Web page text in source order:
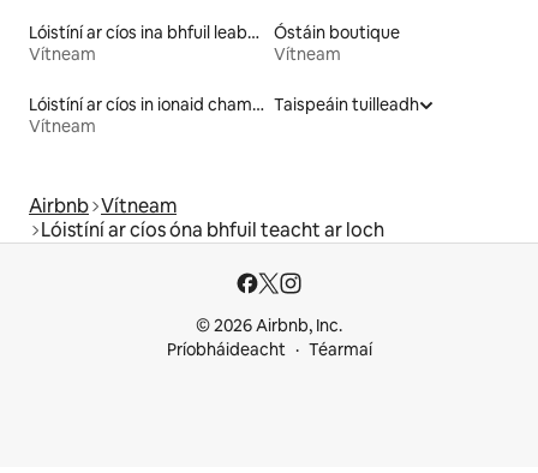
Lóistíní ar cíos ina bhfuil leaba ar airde inrochtana
Vítneam
Óstáin boutique
Vítneam
Lóistíní ar cíos in ionaid champála
Vítneam
Taispeáin tuilleadh
Airbnb Vítneam
Lóistíní ar cíos óna bhfuil teacht ar loch
© 2026 Airbnb, Inc.
Príobháideacht
Téarmaí